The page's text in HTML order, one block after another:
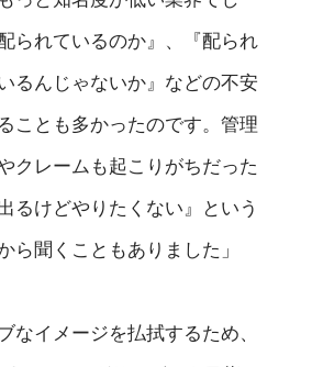
られているのか』、『配られ
るんじゃないか』などの不安
ことも多かったのです。管理
クレームも起こりがちだった
るけどやりたくない』という
ら聞くこともありました」
なイメージを払拭するため、